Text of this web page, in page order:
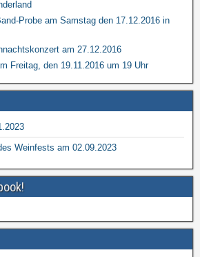
Probe am Samstag den 17.12.2016 in
am 27.12.2016
Freitag, den 19.11.2016 um 19 Uhr
Weinfests am 02.09.2023